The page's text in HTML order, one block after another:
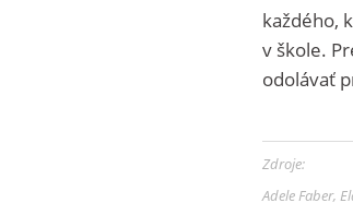
každého,
v škole.
odolávať
Zdroje:
Adele Faber,